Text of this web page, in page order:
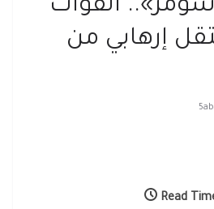
القوات
إرهابي من
Read